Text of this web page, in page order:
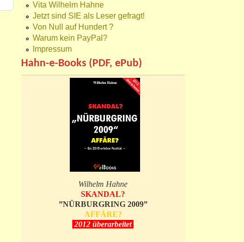
Vita Wilhelm Hahne
Jetzt sind SIE als Leser gefragt!
Von Null auf Hundert ?
Warum kein PayPal?
Impressum
Hahn-e-Books (PDF, ePub)
Wilhelm Hahne
SKANDAL?
”NÜRBURGRING 2009”
AFFÄRE?
2012 überarbeitet